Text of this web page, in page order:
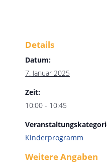
Details
Datum:
7. Januar 2025
Zeit:
10:00 - 10:45
Kinderprogramm
Weitere Angaben